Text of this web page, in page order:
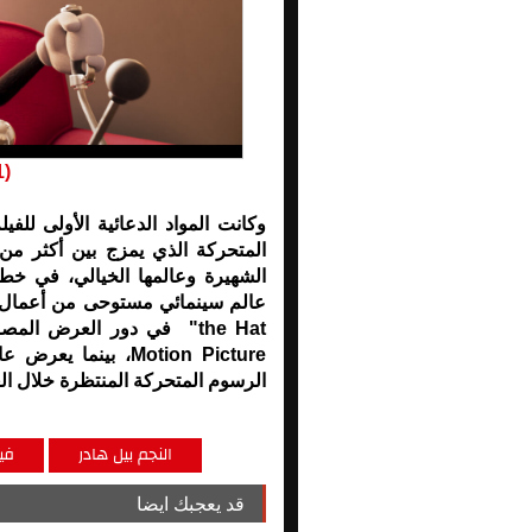
وكانت المواد الدعائية الأولى
المتحركة الذي يمزج بين أكثر
الرسوم المتحركة المنتظرة خلال
النجم بيل هادر
قد يعجبك ايضا